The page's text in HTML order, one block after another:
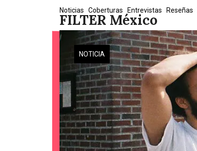
FILTER México
Noticias Coberturas Entrevistas Reseñas
NOTICIA